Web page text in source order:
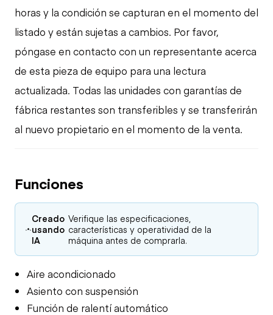
horas y la condición se capturan en el momento del
listado y están sujetas a cambios. Por favor,
póngase en contacto con un representante acerca
de esta pieza de equipo para una lectura
actualizada. Todas las unidades con garantías de
fábrica restantes son transferibles y se transferirán
al nuevo propietario en el momento de la venta.
Funciones
Creado
usando
IA
Verifique las especificaciones,
características y operatividad de la
máquina antes de comprarla.
Aire acondicionado
Asiento con suspensión
Función de ralentí automático